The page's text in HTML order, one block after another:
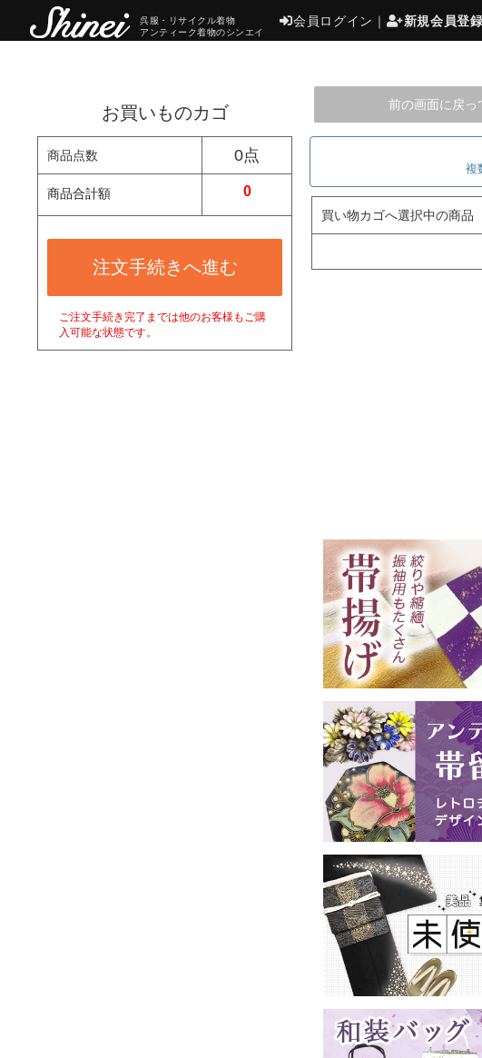
呉服・リサイクル着物
アンティーク着物のシンエイ
会員ログイン ｜ 新規会員登録
お買いものカゴ
商品点数 0点
商品合計額 0
注文手続きへ進む
ご注文手続き完了までは他のお客様もご購
入可能な状態です。
前の画面に戻っ
複
買い物カゴへ選択中の商品